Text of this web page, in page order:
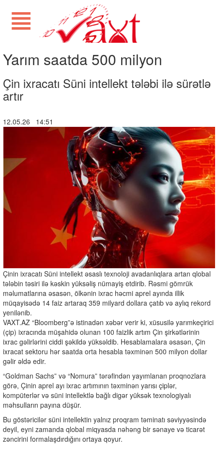
Yarım saatda 500 milyon
Çin ixracatı Süni intellekt tələbi ilə sürətlə
artır
12.05.26 14:51
Çinin ixracatı Süni intellekt əsaslı texnoloji avadanlıqlara artan qlobal
tələbin təsiri ilə kəskin yüksəliş nümayiş etdirib. Rəsmi gömrük
məlumatlarına əsasən, ölkənin ixrac həcmi aprel ayında illik
müqayisədə 14 faiz artaraq 359 milyard dollara çatıb və aylıq rekord
yenilənib.
VAXT.AZ “Bloomberg”ə istinadən xəbər verir ki, xüsusilə yarımkeçirici
(çip) ixracında müşahidə olunan 100 faizlik artım Çin şirkətlərinin
ixrac gəlirlərini ciddi şəkildə yüksəldib. Hesablamalara əsasən, Çin
ixracat sektoru hər saatda orta hesabla təxminən 500 milyon dollar
gəlir əldə edir.
“Goldman Sachs” və “Nomura” tərəfindən yayımlanan proqnozlara
görə, Çinin aprel ayı ixrac artımının təxminən yarısı çiplər,
kompüterlər və süni intellektlə bağlı digər yüksək texnologiyalı
məhsulların payına düşür.
Bu göstəricilər süni intellektin yalnız proqram təminatı səviyyəsində
deyil, eyni zamanda qlobal miqyasda nəhəng bir sənaye və ticarət
zəncirini formalaşdırdığını ortaya qoyur.